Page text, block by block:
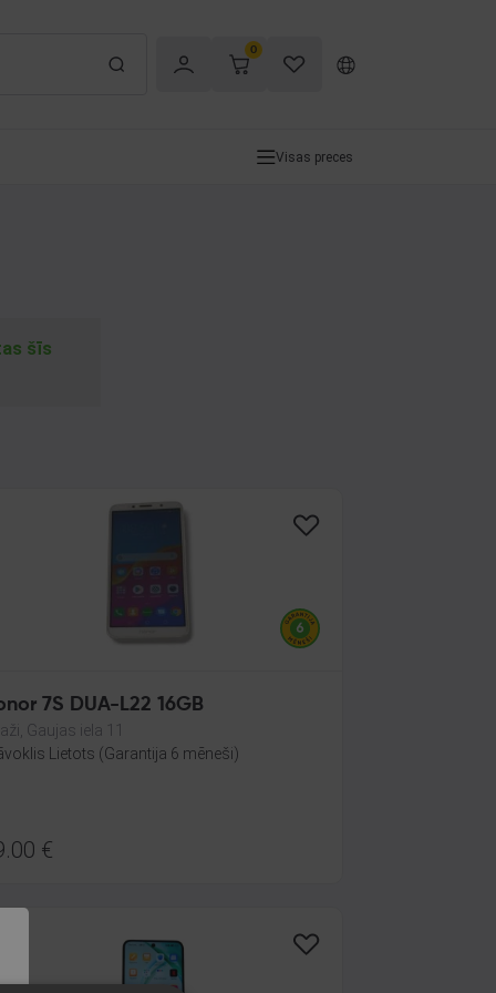
0
Visas preces
šīs
Honor 7S DUA-L22 16GB
Gaujas iela 11
Lietots (Garantija 6 mēneši)
€